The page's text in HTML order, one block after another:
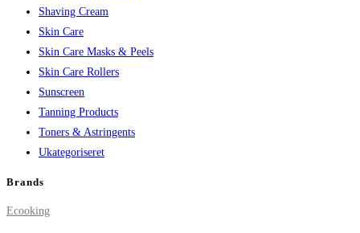
Shaving Cream
Skin Care
Skin Care Masks & Peels
Skin Care Rollers
Sunscreen
Tanning Products
Toners & Astringents
Ukategoriseret
Brands
Ecooking